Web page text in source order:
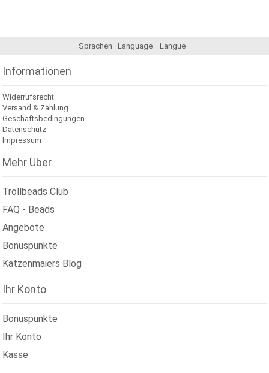
Sprachen Language Langue
Informationen
Widerrufsrecht
Versand & Zahlung
Geschäftsbedingungen
Datenschutz
Impressum
Mehr Über
Trollbeads Club
FAQ - Beads
Angebote
Bonuspunkte
Katzenmaiers Blog
Ihr Konto
Bonuspunkte
Ihr Konto
Kasse